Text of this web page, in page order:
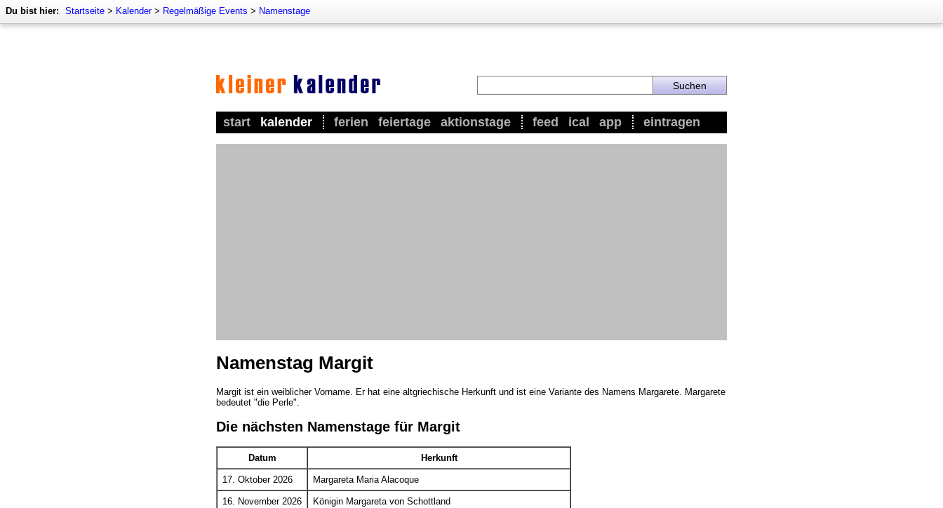
Du bist hier: Startseite > Kalender> Regelmäßige Events > Namenstage
start kalender ferien feiertage aktionstage feed ical app eintragen
Namenstag Margit
Margit ist ein weiblicher Vorname. Er hat eine altgriechische Herkunft und ist eine Variante des Namens Margarete. Margarete
bedeutet "die Perle".
Die nächsten Namenstage für Margit
Datum Herkunft
17. Oktober 2026 Margareta Maria Alacoque
16. November 2026 Königin Margareta von Schottland